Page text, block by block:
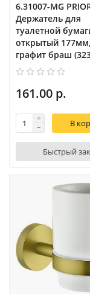
6.31007-MG
Держатель для
туалетной
открытый
графит браш
161.00 р.
В
Быстрый